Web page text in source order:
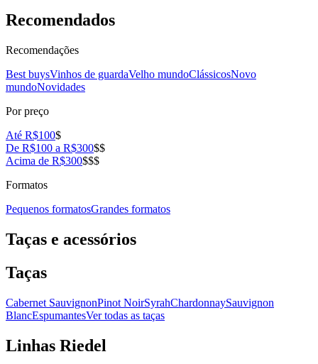
Recomendados
Recomendações
Best buysVinhos de guardaVelho mundoClássicosNovo
mundoNovidades
Por preço
Até R$100$
De R$100 a R$300$$
Acima de R$300$$$
Formatos
Pequenos formatosGrandes formatos
Taças e acessórios
Taças
Cabernet SauvignonPinot NoirSyrahChardonnaySauvignon
BlancEspumantesVer todas as taças
Linhas Riedel